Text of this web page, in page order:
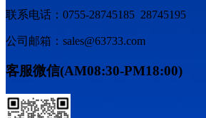
联系电话：0755-28745185 28745195
公司邮箱：sales@63733.com
客服微信(AM08:30-PM18:00)